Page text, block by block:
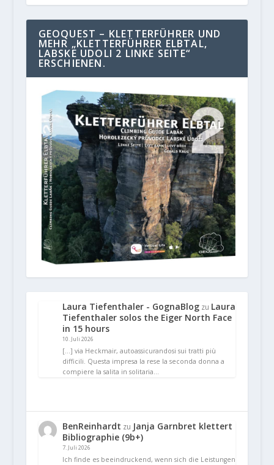
GEOQUEST – KLETTERFÜHRER UND
MEHR „KLETTERFÜHRER ELBTAL,
LABSKE UDOLI 2 LINKE SEITE“
ERSCHIENEN.
Laura Tiefenthaler - GognaBlogzu Laura
Tiefenthaler solos the Eiger North Face
in 15 hours
10. Juli 2026
[…] via Heckmair, autoassicurandosi sui tratti più
difficili. Questa impresa la rese la seconda donna a
compiere la salita in solitaria…
BenReinhardt zu Janja Garnbret klettert
Bibliographie (9b+)
7. Juli 2026
Ich finde es beeindruckend, wenn sich die Leistungen